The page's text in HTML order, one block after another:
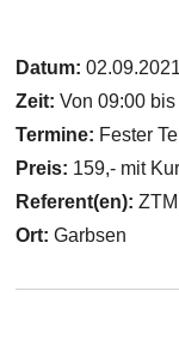
Datum:02.09.2021
Zeit: Von 09:00
Termine: Fester
Preis: 159,- mit
Referent(en):
Ort:Garbsen